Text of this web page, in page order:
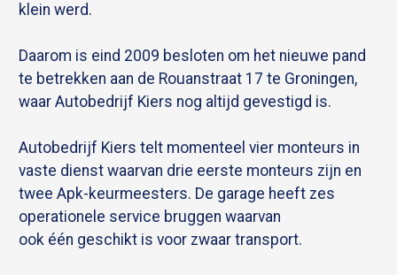
klein werd.
Daarom is eind 2009 besloten om het nieuwe pand
te betrekken aan de Rouanstraat 17 te Groningen,
waar Autobedrijf Kiers nog altijd gevestigd is.
Autobedrijf Kiers telt momenteel vier monteurs in
vaste dienst waarvan drie eerste monteurs zijn en
twee Apk-keurmeesters. De garage heeft zes
operationele service bruggen waarvan
ook één geschikt is voor zwaar transport.